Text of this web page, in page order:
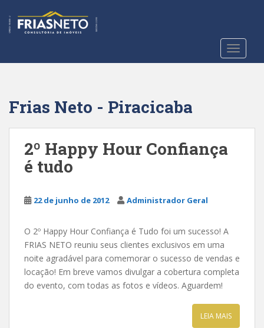
t
Frias Neto - Piracicaba
2º Happy Hour Confiança
é tudo
22 de junho de 2012 Administrador Geral
O 2º Happy Hour Confiança é Tudo foi um sucesso! A
FRIAS NETO reuniu seus clientes exclusivos em uma
noite agradável para comemorar o sucesso de vendas e
locação! Em breve vamos divulgar a cobertura completa
do evento, com todas as fotos e vídeos. Aguardem!
LEIA MAIS